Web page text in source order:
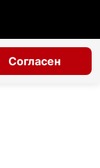
Согласен